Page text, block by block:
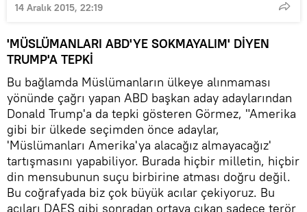
14 Aralık 2015, 22:19
'MÜSLÜMANLARI ABD'YE SOKMAYALIM' DİYEN
TRUMP'A TEPKİ
Bu bağlamda Müslümanların ülkeye alınmaması
yönünde çağrı yapan ABD başkan aday adaylarından
Donald Trump'a da tepki gösteren Görmez, "Amerika
gibi bir ülkede seçimden önce adaylar,
'Müslümanları Amerika'ya alacağız almayacağız'
tartışmasını yapabiliyor. Burada hiçbir milletin, hiçbir
din mensubunun suçu birbirine atması doğru değil.
Bu coğrafyada biz çok büyük acılar çekiyoruz. Bu
acıları DAEŞ gibi sonradan ortaya çıkan sadece terör